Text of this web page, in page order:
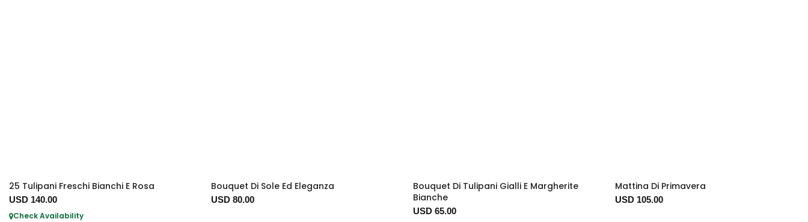
25 Tulipani Freschi Bianchi E Rosa
USD 140.00
Check Availability
Bouquet Di Sole Ed Eleganza
USD 80.00
Bouquet Di Tulipani Gialli E Margherite
Bianche
USD 65.00
Mattina Di Primavera
USD 105.00